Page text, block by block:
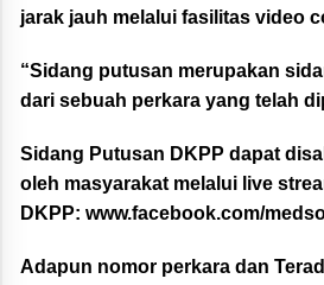
jarak jauh melalui fasilitas video
“Sidang putusan merupakan
dari sebuah perkara yang telah
Sidang Putusan DKPP dapat
oleh masyarakat melalui live
DKPP: www.facebook.com/
Adapun nomor perkara dan